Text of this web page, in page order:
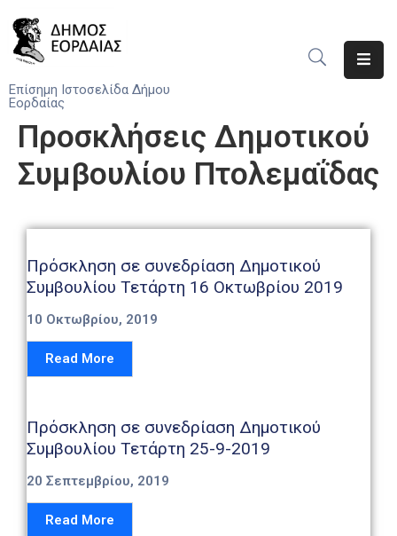
Επίσημη Ιστοσελίδα Δήμου
Εορδαίας
Δήμος
Νέα
Δήμου
Προσκλήσεις
Αποφάσεις
Τηλέφωνα
Καιρός
Προσκλήσεις Δημοτικού
Συμβουλίου Πτολεμαΐδας
Πρόσκληση σε συνεδρίαση Δημοτικού
Συμβουλίου Τετάρτη 16 Οκτωβρίου 2019
10 Οκτωβρίου, 2019
Read More
Πρόσκληση σε συνεδρίαση Δημοτικού
Συμβουλίου Τετάρτη 25-9-2019
20 Σεπτεμβρίου, 2019
Read More